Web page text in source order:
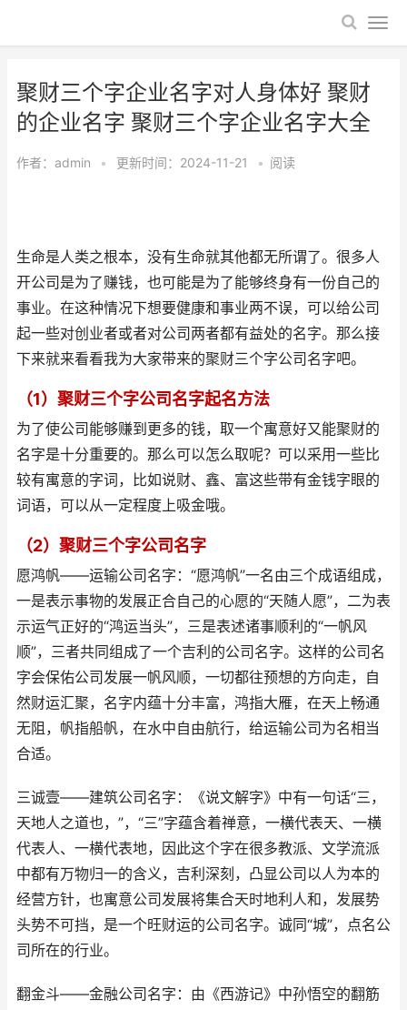
聚财三个字企业名字对人身体好 聚财
的企业名字 聚财三个字企业名字大全
作者： admin • 更新时间：2024-11-21 • 阅读
生命是人类之根本，没有生命就其他都无所谓了。很多人
开公司是为了赚钱，也可能是为了能够终身有一份自己的
事业。在这种情况下想要健康和事业两不误，可以给公司
起一些对创业者或者对公司两者都有益处的名字。那么接
下来就来看看我为大家带来的聚财三个字公司名字吧。
（1）聚财三个字公司名字起名方法
为了使公司能够赚到更多的钱，取一个寓意好又能聚财的
名字是十分重要的。那么可以怎么取呢？可以采用一些比
较有寓意的字词，比如说财、鑫、富这些带有金钱字眼的
词语，可以从一定程度上吸金哦。
（2）聚财三个字公司名字
愿鸿帆——运输公司名字：“愿鸿帆”一名由三个成语组成，
一是表示事物的发展正合自己的心愿的“天随人愿”，二为表
示运气正好的“鸿运当头”，三是表述诸事顺利的“一帆风
顺”，三者共同组成了一个吉利的公司名字。这样的公司名
字会保佑公司发展一帆风顺，一切都往预想的方向走，自
然财运汇聚，名字内蕴十分丰富，鸿指大雁，在天上畅通
无阻，帆指船帆，在水中自由航行，给运输公司为名相当
合适。
三诚壹——建筑公司名字：《说文解字》中有一句话“三，
天地人之道也，”，“三”字蕴含着禅意，一横代表天、一横
代表人、一横代表地，因此这个字在很多教派、文学流派
中都有万物归一的含义，吉利深刻，凸显公司以人为本的
经营方针，也寓意公司发展将集合天时地利人和，发展势
头势不可挡，是一个旺财运的公司名字。诚同“城”，点名公
司所在的行业。
翻金斗——金融公司名字：由《西游记》中孙悟空的翻筋